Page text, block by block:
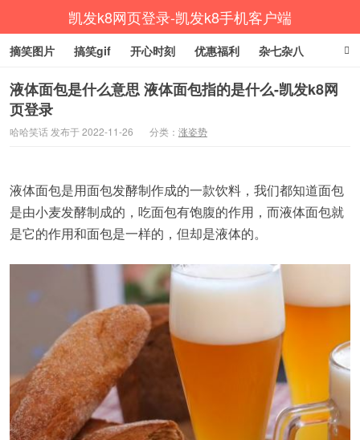
凯发k8网页登录-凯发k8手机客户端
摘笑图片 搞笑gif 开心时刻 优惠福利 杂七杂八
生活健康 涨姿势
液体面包是什么意思 液体面包指的是什么-凯发k8网
页登录
哈哈笑话 发布于 2022-11-26 分类： 涨姿势
液体面包是用面包发酵制作成的一款饮料，我们都知道面包
是由小麦发酵制成的，吃面包有饱腹的作用，而液体面包就
是它的作用和面包是一样的，但却是液体的。